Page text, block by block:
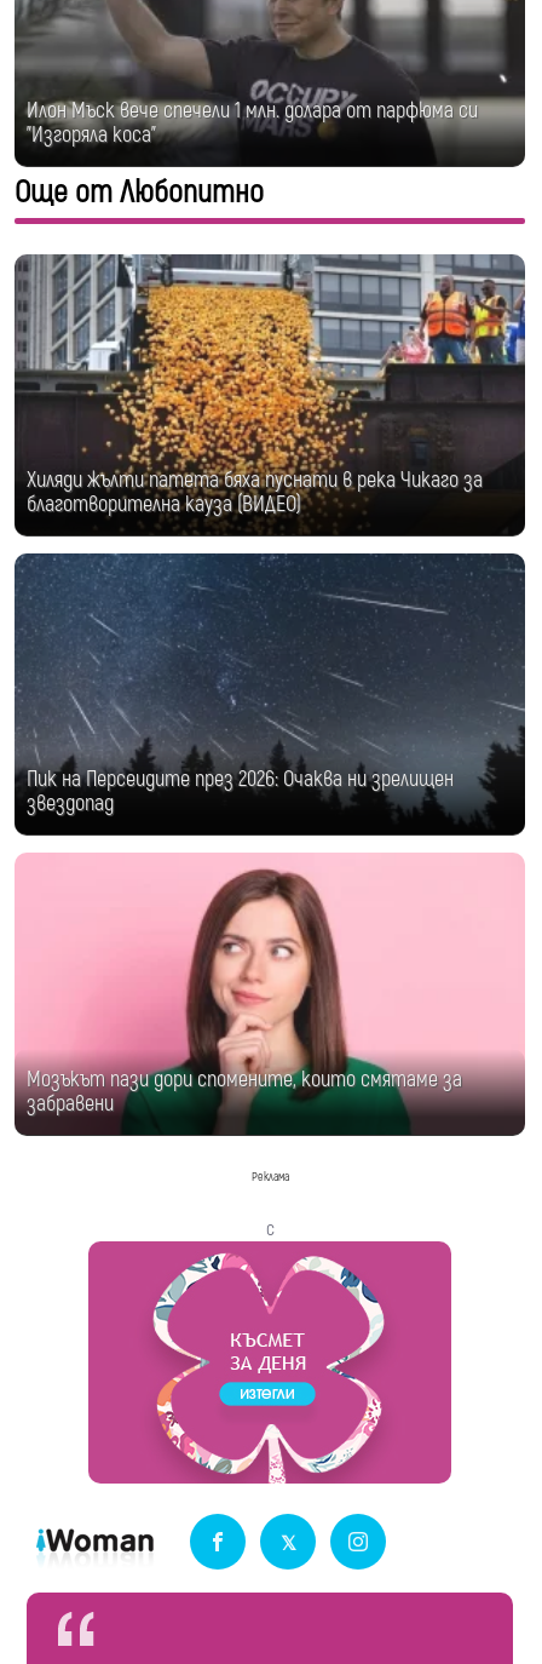
Илон Мъск вече спечели 1 млн. долара от парфюма си
"Изгоряла коса"
Още от Любопитно
Хиляди жълти патета бяха пуснати в река Чикаго за
благотворителна кауза (ВИДЕО)
Пик на Персеидите през 2026: Очаква ни зрелищен
звездопад
Мозъкът пази дори спомените, които смятаме за
забравени
Реклама
с